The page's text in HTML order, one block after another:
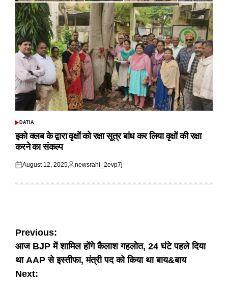
POSTED
DATIA
इको क्लब के द्वारा वृक्षों को रक्षा सूत्र बांध कर लिया वृक्षों की रक्षा
करने का संकल्प
Posted
August 12, 2025
Posted
newsrahi_2evp7j
Post
navigation
Previous:
आज BJP में शामिल होंगे कैलाश गहलोत, 24 घंटे पहले दिया
था AAP से इस्तीफा, मंत्री पद को किया था बाय&बाय
Next: